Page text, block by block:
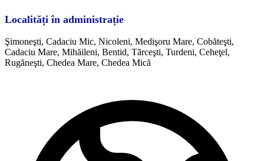
Localități în administrație
Şimoneşti, Cadaciu Mic, Nicoleni, Medişoru Mare, Cobăteşti,
Cadaciu Mare, Mihăileni, Bentid, Tărceşti, Turdeni, Ceheţel,
Rugăneşti, Chedea Mare, Chedea Mică